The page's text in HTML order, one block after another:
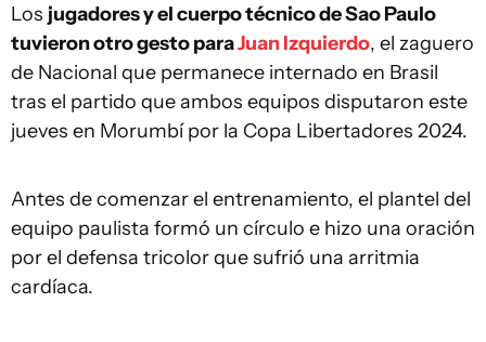
Los jugadores y el cuerpo técnico de Sao Paulo
tuvieron otro gesto paraJuan Izquierdo, el zaguero
de Nacional que permanece internado en Brasil
tras el partido que ambos equipos disputaron este
jueves en Morumbí por la Copa Libertadores 2024.
Antes de comenzar el entrenamiento, el plantel del
equipo paulista formó un círculo e hizo una oración
por el defensa tricolor que sufrió una arritmia
cardíaca.